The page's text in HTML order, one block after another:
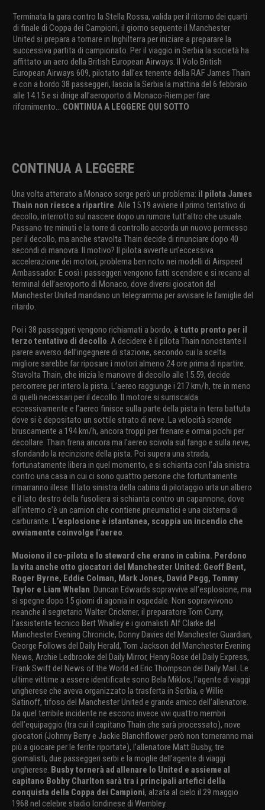
Terminata la gara contro la Stella Rossa, valida per il ritorno dei quarti
di finale di Coppa dei Campioni, il giorno seguente il Manchester
United si prepara a tornare in Inghilterra per iniziare a preparare la
successiva partita di campionato. Per il viaggio in Serbia la società ha
affittato un aero della British European Airways. Il Volo British
European Airways 609, pilotato dall’ex tenente della RAF James Thain
e con a bordo 38 passeggeri, lascia la Serbia la mattina del 6 febbraio
alle 14.15 e si dirige all’aeroporto di Monaco-Riem per fare
rifornimento... CONTINUA A LEGGERE QUI SOTTO
CONTINUA A LEGGERE
Una volta atterrato a Monaco sorge però un problema: il pilota James
Thain non riesce a ripartire. Alle 15.19 avviene il primo tentativo di
decollo, interrotto sul nascere dopo un rumore tutt’altro che usuale.
Passano tre minuti e la torre di controllo accorda un nuovo permesso
per il decollo, ma anche stavolta Thain decide di rinunciare dopo 40
secondi di manovra. Il motivo? Il pilota avverte un’eccessiva
accelerazione dei motori, problema ben noto nei modelli di Airspeed
Ambassador. E così i passeggeri vengono fatti scendere e si recano al
terminal dell’aeroporto di Monaco, dove diversi giocatori del
Manchester United mandano un telegramma per avvisare le famiglie del
ritardo.
Poi i 38 passeggeri vengono richiamati a bordo, è tutto pronto per il
terzo tentativo di decollo. A decidere è il pilota Thain nonostante il
parere avverso dell’ingegnere di stazione, secondo cui la scelta
migliore sarebbe far riposare i motori almeno 24 ore prima di ripartire.
Stavolta Thain, che inizia le manovre di decollo alle 15.59, decide
percorrere per intero la pista. L’aereo raggiunge i 217 km/h, tre in meno
di quelli necessari per il decollo. Il motore si surriscalda
eccessivamente e l’aereo finisce sulla parte della pista in terra battuta
dove si è depositato un sottile strato di neve. La velocità scende
bruscamente a 194 km/h, ancora troppi per frenare e ormai pochi per
decollare. Thain frena ancora ma l'aereo scivola sul fango e sulla neve,
sfondando la recinzione della pista. Poi supera una strada,
fortunatamente libera in quel momento, e si schianta con l’ala sinistra
contro una casa in cui ci sono quattro persone che fortuntamente
rimarranno illese. Il lato sinistra della cabina di pilotaggio urta un albero
e il lato destro della fusoliera si schianta contro un capannone, dove
all’interno c’è un camion che contiene pneumatici e una cisterna di
carburante. L’esplosione è istantanea, scoppia un incendio che
ovviamente coinvolge l’aereo.
Muoiono il co-pilota e lo steward che erano in cabina. Perdono
la vita anche otto giocatori del Manchester United: Geoff Bent,
Roger Byrne, Eddie Colman, Mark Jones, David Pegg, Tommy
Taylor e Liam Whelan. Duncan Edwards sopravvive all’esplosione, ma
si spegne dopo 15 giorni di agonia in ospedale. Non sopravvivono
neanche il segretario Walter Crickmer, il preparatore Tom Curry,
l’assistente tecnico Bert Whalley e i giornalisti Alf Clarke del
Manchester Evening Chronicle, Donny Davies del Manchester Guardian,
George Follows del Daily Herald, Tom Jackson del Manchester Evening
News, Archie Ledbrooke del Daily Mirror, Henry Rose del Daily Express,
Frank Swift del News of the World ed Eric Thompson del Daily Mail. Le
ultime vittime a essere identificate sono Bela Miklos, l’agente di viaggi
ungherese che aveva organizzato la trasferta in Serbia, e Willie
Satinoff, tifoso del Manchester United e grande amico dell’allenatore.
Da quel terribile incidente ne escono invece vivi quattro membri
dell’equipaggio (tra cui il capitano Thain che sarà processato), nove
giocatori (Johnny Berry e Jackie Blanchflower però non torneranno mai
più a giocare per le ferite riportate), l’allenatore Matt Busby, tre
giornalisti, due passeggeri serbi e la moglie dell’agente di viaggi
ungherese. Busby tornerà ad allenare lo United e assieme al
capitano Bobby Charlton sarà tra i principali artefici della
conquista della Coppa dei Campioni, alzata al cielo il 29 maggio
1968 nel celebre stadio londinese di Wembley.